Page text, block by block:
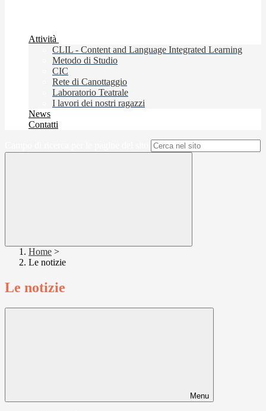
Attività
CLIL - Content and Language Integrated Learning
Metodo di Studio
CIC
Rete di Canottaggio
Laboratorio Teatrale
I lavori dei nostri ragazzi
News
Contatti
Home >
Le notizie
Le notizie
Menu